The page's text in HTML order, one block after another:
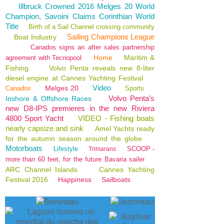
Illbruck Crowned 2016 Melges 20 World
Champion, Savoini Claims Corinthian World
Title
Birth of a Sail Channel crossing community
Boat Industry Sailing Champions League
Canados signs an after sales partnership
agreement with Tecnopool
Home
Maritim &
Fishing
Volvo Penta reveals new 8-liter
diesel engine at Cannes Yachting Festival
Canados Melges 20 Video Sports
Inshore & Offshore Races
Volvo Penta’s
new D8-IPS premieres in the new Riviera
4800 Sport Yacht
VIDEO - Fishing boats
nearly capsize and sink
Amel Yachts ready
for the autumn season around the globe
Motorboats Lifestyle Trimarans
SCOOP -
more than 60 feet, for the future Bavaria sailer
ARC Channel Islands
Cannes Yachting
Festival 2016
Happiness Sailboats